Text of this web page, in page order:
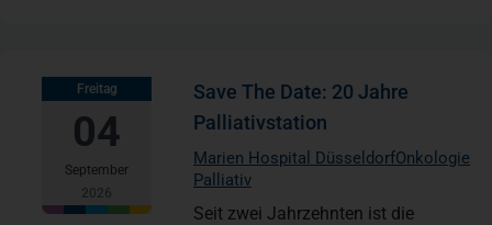
Freitag
04
September
2026
Save The Date: 20 Jahre
Palliativstation
Marien Hospital DüsseldorfOnkologie
Palliativ
Seit zwei Jahrzehnten ist die